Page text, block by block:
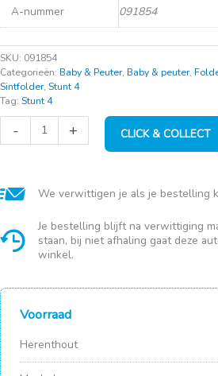
A-nummer
091854
SKU: 091854
Categorieën: Baby & Peuter, Baby & peuter,
Sintfolder, Stunt 4
Tag: Stunt 4
-
TAF
mobiel
+ CLICK & COLLECT
We verwittigen je als je bestelling
Je bestelling blijft na verwittiging
staan, bij niet afhaling gaat deze
winkel.
Voorraad
Herenthout